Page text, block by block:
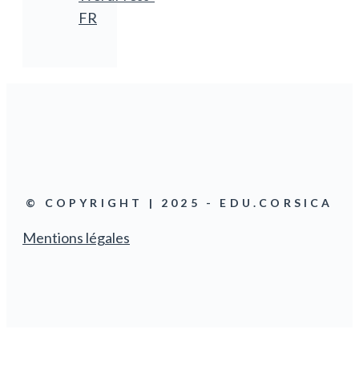
FR
© COPYRIGHT | 2025 - EDU.CORSICA
Mentions légales